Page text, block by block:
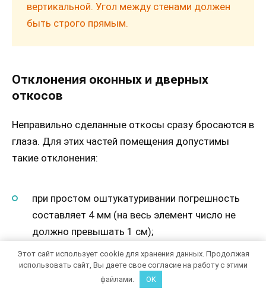
вертикальной. Угол между стенами должен
быть строго прямым.
Отклонения оконных и дверных
откосов
Неправильно сделанные откосы сразу бросаются в
глаза. Для этих частей помещения допустимы
такие отклонения:
при простом оштукатуривании погрешность
составляет 4 мм (на весь элемент число не
должно превышать 1 см);
при использовании улучшенного раствора к
готовой поверхности предъявляются такие
требования: не более 2 мм (до 0,5 см на весь
Этот сайт использует cookie для хранения данных. Продолжая
использовать сайт, Вы даете свое согласие на работу с этими
файлами.
OK